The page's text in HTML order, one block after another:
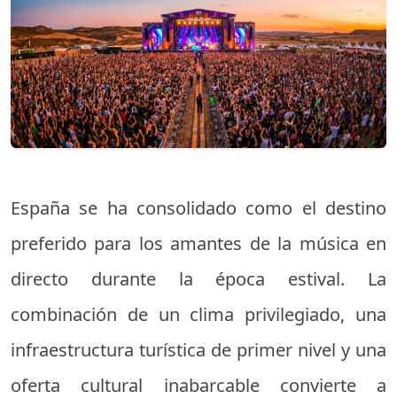
España se ha consolidado como el destino
preferido para los amantes de la música en
directo durante la época estival. La
combinación de un clima privilegiado, una
infraestructura turística de primer nivel y una
oferta cultural inabarcable convierte a